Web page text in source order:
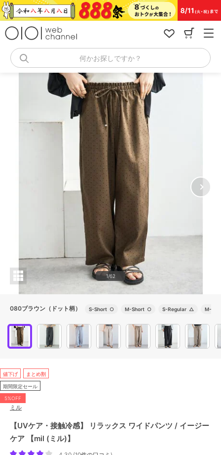
コ
ン
何かお探しですか？
1/62
080ブラウン（ドット柄） S-Short ○ M-Short ○ S-Regular △ M-
値下げ まとめ割
期間限定セール
5%OFF
ミル
【UVケア・接触冷感】 リラックス ワイドパンツ / イージー
ケア 【mil (ミル)】